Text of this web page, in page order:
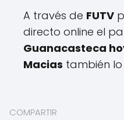
A través de FUTV
directo online el
Guanacasteca
Macias también
COMPARTIR